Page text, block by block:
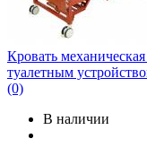
Кровать
туалетным
(0)
В наличии